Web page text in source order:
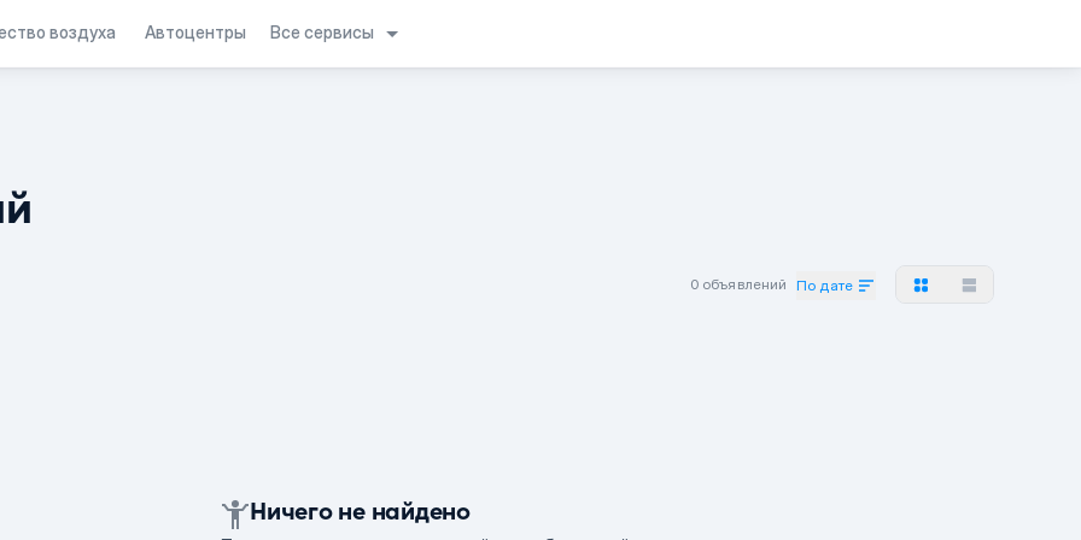
воздуха Автоцентры Все сервисы
0 объявлений По дате
Ничего не найдено